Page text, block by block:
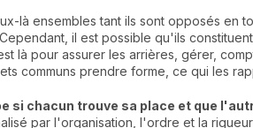
là ensembles tant ils sont opposés en
il est possible qu'ils
là pour assurer les arrières, gérer,
communs prendre forme, ce qui les
si chacun trouve sa place et que
par l'organisation, l'ordre et la